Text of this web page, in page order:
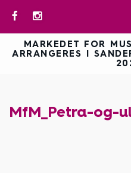
MARKEDET FOR
ARRANGERES I
MfM_Petra-og-